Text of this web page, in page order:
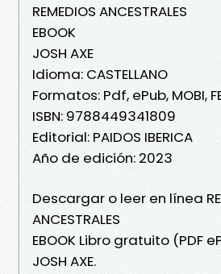
REMEDIOS ANCESTRALES
EBOOK
JOSH AXE
Idioma: CASTELLANO
Formatos: Pdf, ePub, MOBI,
ISBN: 9788449341809
Editorial: PAIDOS IBERICA
Año de edición: 2023
Descargar o leer en línea
ANCESTRALES
EBOOK Libro gratuito (PDF
JOSH AXE.